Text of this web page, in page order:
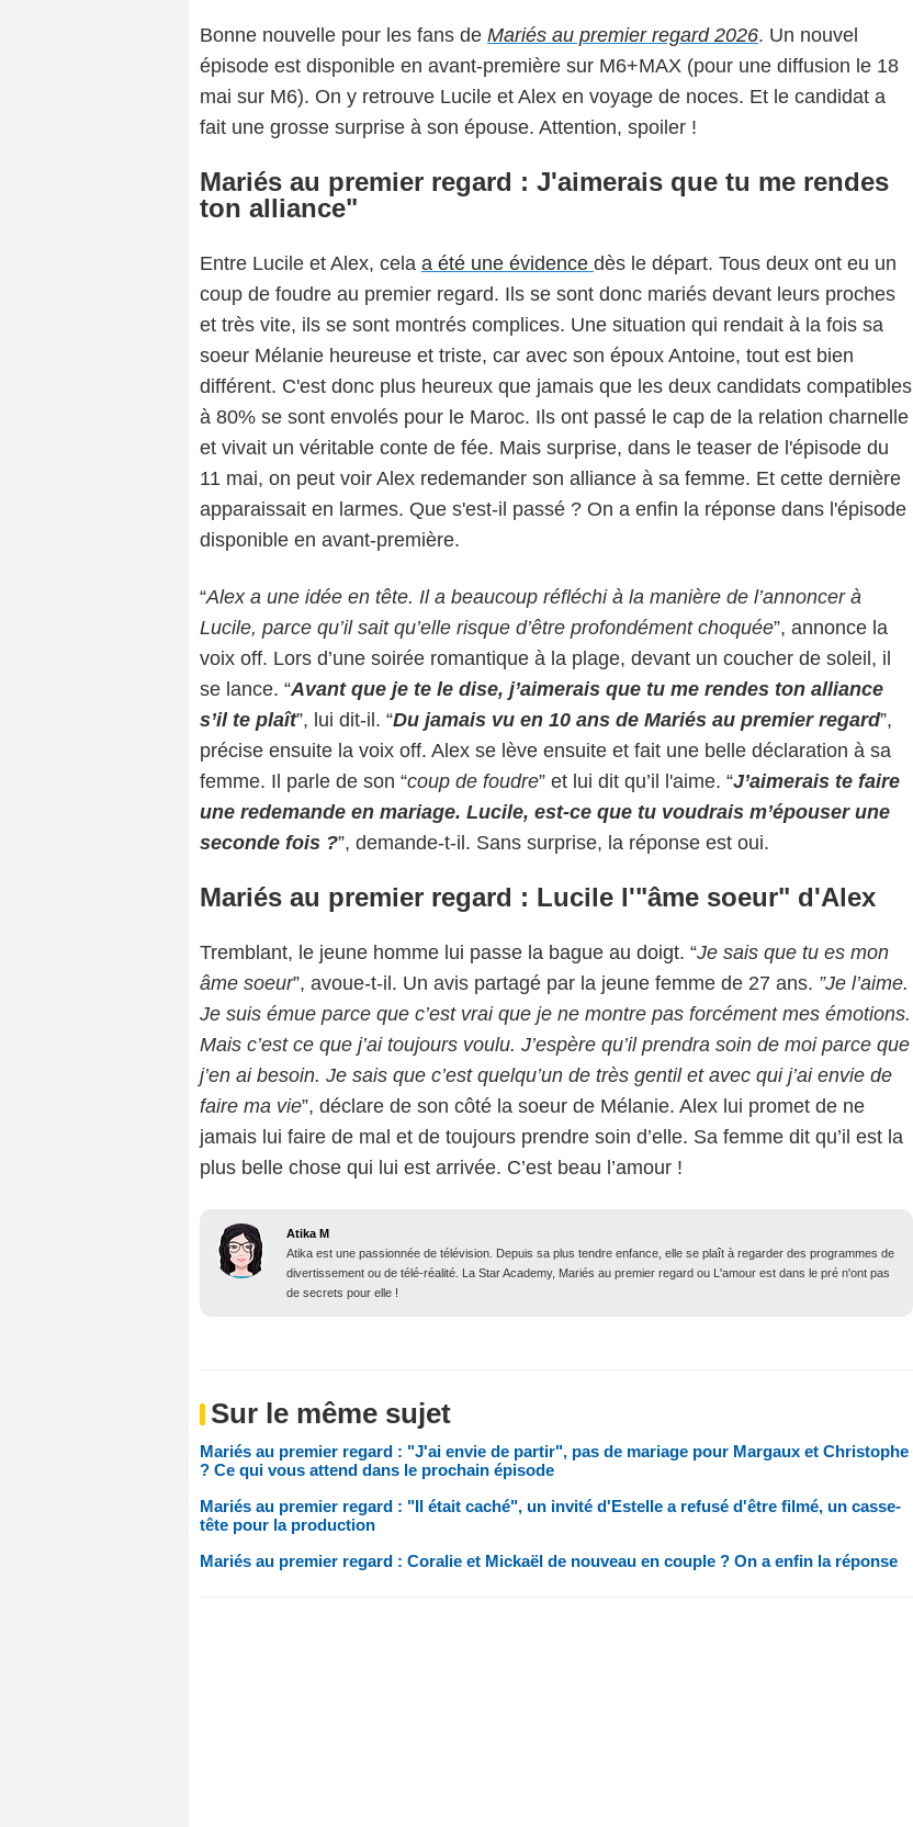
Bonne nouvelle pour les fans de Mariés au premier regard 2026. Un nouvel
épisode est disponible en avant-première sur M6+MAX (pour une diffusion le 18
mai sur M6). On y retrouve Lucile et Alex en voyage de noces. Et le candidat a
fait une grosse surprise à son épouse. Attention, spoiler !
Mariés au premier regard : J'aimerais que tu me rendes
ton alliance"
Entre Lucile et Alex, cela a été une évidence dès le départ. Tous deux ont eu un
coup de foudre au premier regard. Ils se sont donc mariés devant leurs proches
et très vite, ils se sont montrés complices. Une situation qui rendait à la fois sa
soeur Mélanie heureuse et triste, car avec son époux Antoine, tout est bien
différent. C'est donc plus heureux que jamais que les deux candidats compatibles
à 80% se sont envolés pour le Maroc. Ils ont passé le cap de la relation charnelle
et vivait un véritable conte de fée. Mais surprise, dans le teaser de l'épisode du
11 mai, on peut voir Alex redemander son alliance à sa femme. Et cette dernière
apparaissait en larmes. Que s'est-il passé ? On a enfin la réponse dans l'épisode
disponible en avant-première.
“Alex a une idée en tête. Il a beaucoup réfléchi à la manière de l’annoncer à
Lucile, parce qu’il sait qu’elle risque d’être profondément choquée”, annonce la
voix off. Lors d’une soirée romantique à la plage, devant un coucher de soleil, il
se lance. “Avant que je te le dise, j’aimerais que tu me rendes ton alliance
s’il te plaît”, lui dit-il. “Du jamais vu en 10 ans de Mariés au premier regard”,
précise ensuite la voix off. Alex se lève ensuite et fait une belle déclaration à sa
femme. Il parle de son “coup de foudre” et lui dit qu’il l'aime. “J’aimerais te faire
une redemande en mariage. Lucile, est-ce que tu voudrais m’épouser une
seconde fois ?”, demande-t-il. Sans surprise, la réponse est oui.
Mariés au premier regard : Lucile l'"âme soeur" d'Alex
Tremblant, le jeune homme lui passe la bague au doigt. “Je sais que tu es mon
âme soeur”, avoue-t-il. Un avis partagé par la jeune femme de 27 ans. ”Je l’aime.
Je suis émue parce que c’est vrai que je ne montre pas forcément mes émotions.
Mais c’est ce que j’ai toujours voulu. J’espère qu’il prendra soin de moi parce que
j’en ai besoin. Je sais que c’est quelqu’un de très gentil et avec qui j’ai envie de
faire ma vie”, déclare de son côté la soeur de Mélanie. Alex lui promet de ne
jamais lui faire de mal et de toujours prendre soin d’elle. Sa femme dit qu’il est la
plus belle chose qui lui est arrivée. C’est beau l’amour !
Atika M
Atika est une passionnée de télévision. Depuis sa plus tendre enfance, elle se plaît à regarder des programmes de
divertissement ou de télé-réalité. La Star Academy, Mariés au premier regard ou L'amour est dans le pré n'ont pas
de secrets pour elle !
Sur le même sujet
Mariés au premier regard : "J'ai envie de partir", pas de mariage pour Margaux et Christophe
? Ce qui vous attend dans le prochain épisode
Mariés au premier regard : "Il était caché", un invité d'Estelle a refusé d'être filmé, un casse-
tête pour la production
Mariés au premier regard : Coralie et Mickaël de nouveau en couple ? On a enfin la réponse